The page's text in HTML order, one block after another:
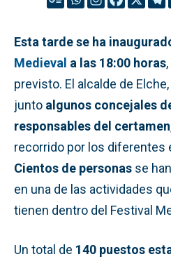
Esta tarde se ha
Medieval a las 18:00 horas
previsto. El alcalde de Elche,
junto algunos concejales
responsables del certamen
recorrido por los diferentes
Cientos de personas se
en una de las actividades
tienen dentro del Festival
Un total de 140 puestos